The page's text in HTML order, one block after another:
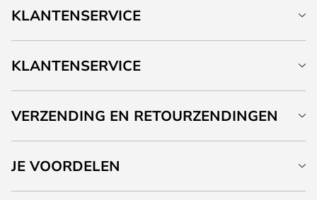
KLANTENSERVICE
KLANTENSERVICE
VERZENDING EN RETOURZENDINGEN
JE VOORDELEN